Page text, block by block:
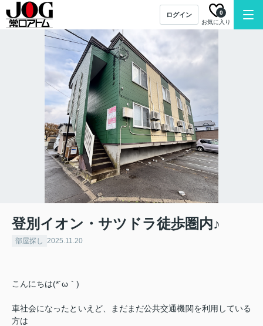
ログイン
お気に入り
0
登別イオン・サツドラ徒歩圏内♪
部屋探し 2025.11.20
こんにちは(*´ω｀)
車社会になったといえど、まだまだ公共交通機関を利用している
方は